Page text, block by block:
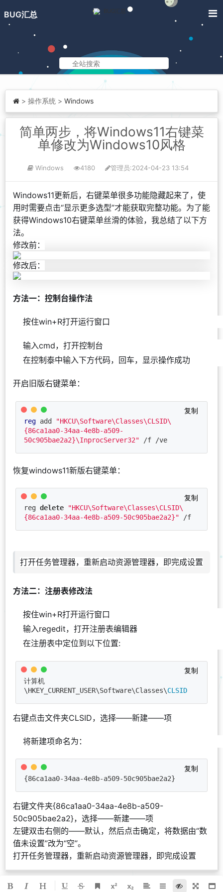
BUG汇总
> 操作系统 > Windows
简单两步，将Windows11右键菜
单修改为Windows10风格
Windows 4180 管理员:2024-04-23 13:54
Windows11更新后，右键菜单很多功能隐藏起来了，使
用时需要点击“显示更多选型”才能获取完整功能。为了能
获得Windows10右键菜单丝滑的体验，我总结了以下方
法。
修改前：
修改后：
方法一：控制台操作法
按住win+R打开运行窗口
输入cmd，打开控制台
在控制泰中输入下方代码，回车，显示操作成功
开启旧版右键菜单：
reg add
"HKCU\Software\Classes\CLSID\
{86ca1aa0-34aa-4e8b-a509-
50c905bae2a2}\InprocServer32" /f /ve
复制
恢复windows11新版右键菜单：
reg delete
"HKCU\Software\Classes\CLSID\
{86ca1aa0-34aa-4e8b-a509-50c905bae2a2}" /f
复制
打开任务管理器，重新启动资源管理器，即完成设置
方法二：注册表修改法
按住win+R打开运行窗口
输入regedit，打开注册表编辑器
在注册表中定位到以下位置:
计算机
\HKEY_CURRENT_USER\Software\Classes\CLSID
复制
右键点击文件夹CLSID，选择——新建——项
将新建项命名为：
{86ca1aa0-34aa-4e8b-a509-50c905bae2a2}
复制
右键文件夹{86ca1aa0-34aa-4e8b-a509-
50c905bae2a2}，选择——新建——项
左键双击右侧的——默认，然后点击确定，将数据由“数
值未设置”改为“空”。
打开任务管理器，重新启动资源管理器，即完成设置